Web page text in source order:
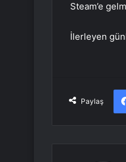
Steam’e
İlerleyen
Paylaş